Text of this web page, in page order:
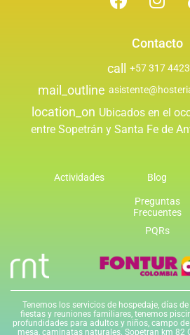
Contacto
call +57 317
mail_outline
location_on Ubicados en el
entre Sopetrán y Santa Fe de
Actividades Blog
Preguntas
Frecuentes
PQRs
Tenemos los servicios de hospedaje, días
fiestas y reuniones familiares, tenemos
profundidades para adultos y niños, campo
mesa, caminatas naturales. Sopetran km 82